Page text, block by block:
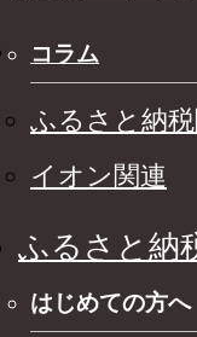
コラム
ふるさと納
イオン関連
ふるさと納
はじめての方へ